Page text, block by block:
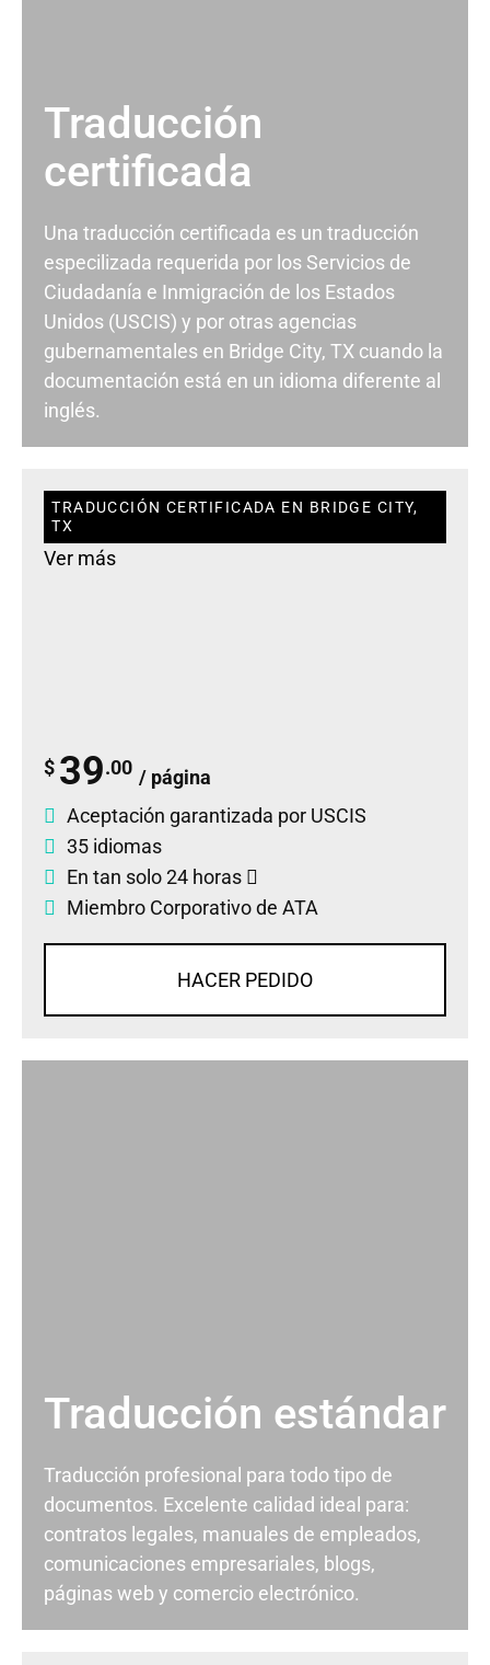
Traducción
certificada
Una traducción certificada es un traducción
especilizada requerida por los Servicios de
Ciudadanía e Inmigración de los Estados
Unidos (USCIS) y por otras agencias
gubernamentales en Bridge City, TX cuando la
documentación está en un idioma diferente al
inglés.
TRADUCCIÓN CERTIFICADA EN BRIDGE CITY,
TX
Ver más
$ 39.00 / página
Aceptación garantizada por USCIS
35 idiomas
En tan solo 24 horas
Miembro Corporativo de ATA
HACER PEDIDO
Traducción estándar
Traducción profesional para todo tipo de
documentos. Excelente calidad ideal para:
contratos legales, manuales de empleados,
comunicaciones empresariales, blogs,
páginas web y comercio electrónico.